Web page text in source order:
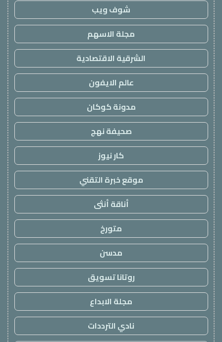
شوف ويب
مجلة الاسهم
الشرقية الاقتصادية
عالم الايفون
مدونة كوكان
صحيفة نهج
كار نيوز
موقع خبرة التقني
أناقة أنثى
متورخ
مدسن
روتانا تسويق
مجلة الابداع
نادي الترددات